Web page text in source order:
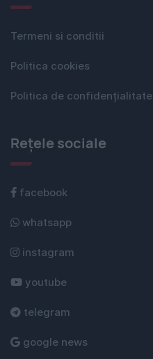
Termeni si conditii
Politica cookies
Politica de confidențialitate
Rețele sociale
facebook
whatsapp
instagram
youtube
telegram
google news